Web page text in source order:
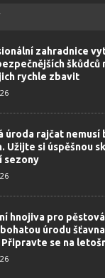
zahradnice
škůdců
rychle zbavit
úroda rajčat nemusí
Užijte si úspěšnou
sezony
hnojiva pro
úrodu
se na